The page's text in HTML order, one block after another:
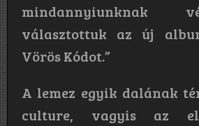
mindannyiunknak
választottuk az új
Vörös Kódot.”
A lemez egyik dalának
culture, vagyis az